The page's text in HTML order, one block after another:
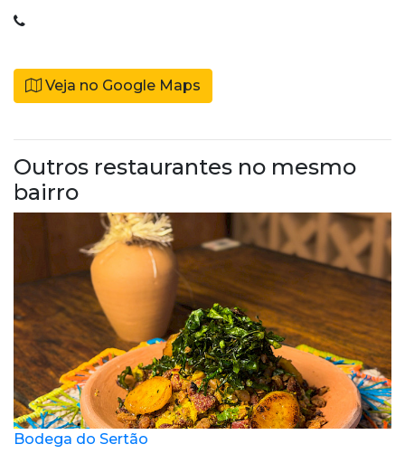
Veja no Google Maps
Outros restaurantes no mesmo
bairro
Bodega do Sertão